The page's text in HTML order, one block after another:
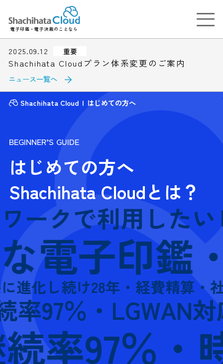
電子印鑑・電子決裁のことなら
2025.09.12 重要
Shachihata Cloudプラン体系変更のご案内
ニュース一覧へ
Shachihata Cloud はじめての方へ
BEGINNER’S GUIDE
はじめての方へ
Shachihata Cloudとは？
クで利用したいビ
印鑑・
化し続け28年・経費精算・社
％・LGWAN対応
97％・時